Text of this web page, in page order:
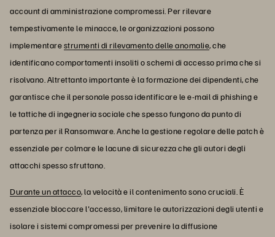
account di amministrazione compromessi. Per rilevare
tempestivamente le minacce, le organizzazioni possono
implementarestrumenti di rilevamento delle anomalie, che
identificano comportamenti insoliti o schemi di accesso prima che si
risolvano. Altrettanto importante è la formazione dei dipendenti, che
garantisce che il personale possa identificare le e-mail di phishing e
le tattiche di ingegneria sociale che spesso fungono da punto di
partenza per il Ransomware. Anche la gestione regolare delle patch è
essenziale per colmare le lacune di sicurezza che gli autori degli
attacchi spesso sfruttano.
Durante un attacco, la velocità e il contenimento sono cruciali. È
essenziale bloccare l'accesso, limitare le autorizzazioni degli utenti e
isolare i sistemi compromessi per prevenire la diffusione